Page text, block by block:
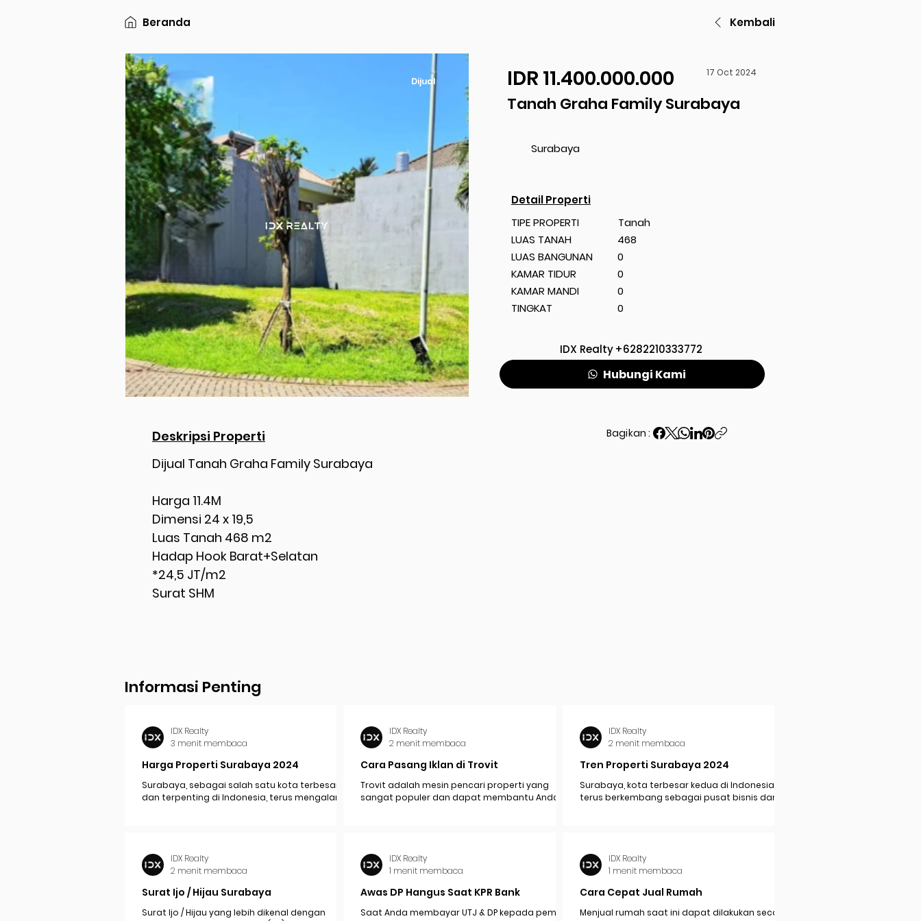
Beranda Kembali
Dijual IDR 11.400.000.000 17 Oct 2024
Tanah Graha Family Surabaya
Surabaya
Detail Properti
TIPE PROPERTI
LUAS TANAH
LUAS BANGUNAN
KAMAR TIDUR
KAMAR MANDI
TINGKAT
Tanah
468
0
0
0
0
IDX Realty+6282210333772
Hubungi Kami
Deskripsi Properti Bagikan :
Dijual Tanah Graha Family Surabaya
Harga 11.4M
Dimensi 24 x 19,5
Luas Tanah 468 m2
Hadap Hook Barat+Selatan
*24,5 JT/m2
Surat SHM
Informasi Penting
Harga Properti Surabaya 2024
Surabaya, sebagai salah satu kota terbesar
dan terpenting di Indonesia, terus mengalami
IDX Realty
3 menit membaca
Cara Pasang Iklan di Trovit
Trovit adalah mesin pencari properti yang
sangat populer dan dapat membantu Anda
IDX Realty
2 menit membaca
Tren Properti Surabaya 2024
Surabaya, kota terbesar kedua di Indonesia,
terus berkembang sebagai pusat bisnis dan
IDX Realty
2 menit membaca
Surat Ijo / Hijau Surabaya
Surat Ijo / Hijau yang lebih dikenal dengan
IDX Realty
2 menit membaca
Awas DP Hangus Saat KPR Bank
Saat Anda membayar UTJ & DP kepada pemilik /
IDX Realty
1 menit membaca
Cara Cepat Jual Rumah
Menjual rumah saat ini dapat dilakukan secara
IDX Realty
1 menit membaca